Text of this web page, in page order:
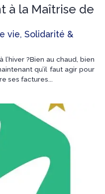
à la Maîtrise de
vie, Solidarité &
l’hiver ?Bien au chaud, bien
qu’il faut agir pour
ses factures...